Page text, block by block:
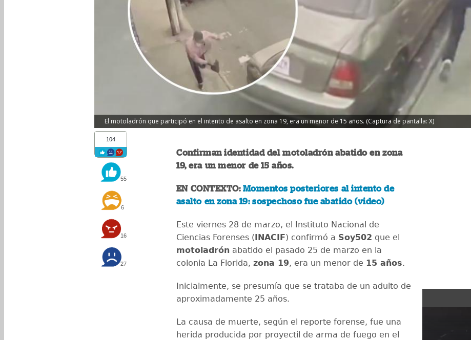
El motoladrón que participó en el intento de asalto en zona 19, era un menor de 15 años. (Captura de pantalla: X)
104
55
6
16
27
Confirman identidad del motoladrón abatido en zona
19, era un menor de 15 años.
EN CONTEXTO: Momentos posteriores al intento de
asalto en zona 19: sospechoso fue abatido (video)
Este viernes 28 de marzo, el Instituto Nacional de
Ciencias Forenses (INACIF) confirmó a Soy502 que el
motoladrón abatido el pasado 25 de marzo en la
colonia La Florida, zona 19, era un menor de 15 años.
Inicialmente, se presumía que se trataba de un adulto de
aproximadamente 25 años.
La causa de muerte, según el reporte forense, fue una
herida producida por proyectil de arma de fuego en el